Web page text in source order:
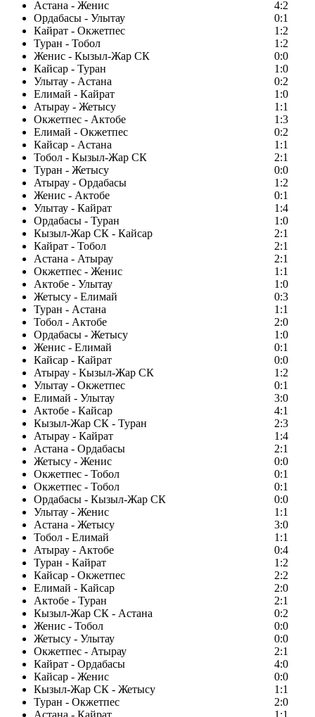
Астана - Женис
4:2
Ордабасы - Улытау
0:1
Кайрат - Окжетпес
1:2
Туран - Тобол
1:2
Женис - Кызыл-Жар СК
0:0
Кайсар - Туран
1:0
Улытау - Астана
0:2
Елимай - Кайрат
1:0
Атырау - Жетысу
1:1
Окжетпес - Актобе
1:3
Елимай - Окжетпес
0:2
Кайсар - Астана
1:1
Тобол - Кызыл-Жар СК
2:1
Туран - Жетысу
0:0
Атырау - Ордабасы
1:2
Женис - Актобе
0:1
Улытау - Кайрат
1:4
Ордабасы - Туран
1:0
Кызыл-Жар СК - Кайсар
2:1
Кайрат - Тобол
2:1
Астана - Атырау
2:1
Окжетпес - Женис
1:1
Актобе - Улытау
1:0
Жетысу - Елимай
0:3
Туран - Астана
1:1
Тобол - Актобе
2:0
Ордабасы - Жетысу
1:0
Женис - Елимай
0:1
Кайсар - Кайрат
0:0
Атырау - Кызыл-Жар СК
1:2
Улытау - Окжетпес
0:1
Елимай - Улытау
3:0
Актобе - Кайсар
4:1
Кызыл-Жар СК - Туран
2:3
Атырау - Кайрат
1:4
Астана - Ордабасы
2:1
Жетысу - Женис
0:0
Окжетпес - Тобол
0:1
Окжетпес - Тобол
0:1
Ордабасы - Кызыл-Жар СК
0:0
Улытау - Женис
1:1
Астана - Жетысу
3:0
Тобол - Елимай
1:1
Атырау - Актобе
0:4
Туран - Кайрат
1:2
Кайсар - Окжетпес
2:2
Елимай - Кайсар
2:0
Актобе - Туран
2:1
Кызыл-Жар СК - Астана
0:2
Женис - Тобол
0:0
Жетысу - Улытау
0:0
Окжетпес - Атырау
2:1
Кайрат - Ордабасы
4:0
Кайсар - Женис
0:0
Кызыл-Жар СК - Жетысу
1:1
Туран - Окжетпес
2:0